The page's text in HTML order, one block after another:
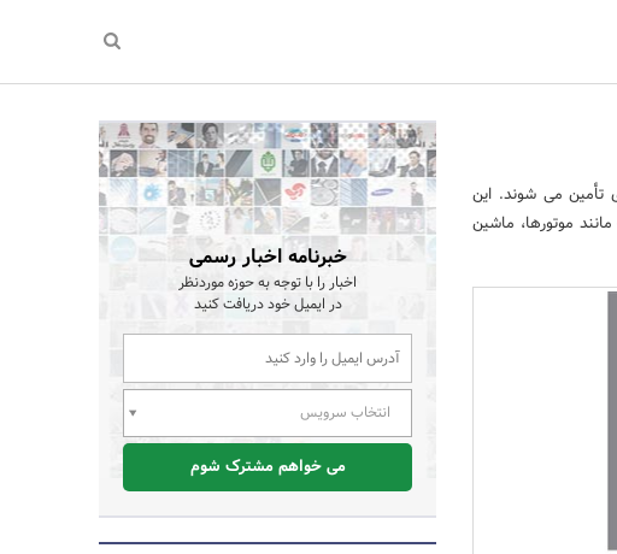
تأمین می شوند. این
تجهیزات بزرگ مانند موتورها، ماشین
خبرنامه اخبار رسمی
اخبار را با توجه به حوزه موردنظر
در ایمیل خود دریافت کنید
انتخاب سرویس
می خواهم مشترک شوم